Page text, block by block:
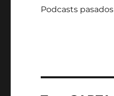
Podcasts pasados